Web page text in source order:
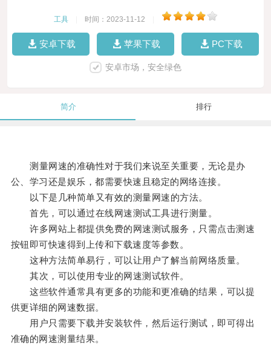
工具 时间：2023-11-12
安卓下载 苹果下载 PC下载
安卓市场，安全绿色
简介 排行
测量网速的准确性对于我们来说至关重要，无论是办
公、学习还是娱乐，都需要快速且稳定的网络连接。
以下是几种简单又有效的测量网速的方法。
首先，可以通过在线网速测试工具进行测量。
许多网站上都提供免费的网速测试服务，只需点击测速
按钮即可快速得到上传和下载速度等参数。
这种方法简单易行，可以让用户了解当前网络质量。
其次，可以使用专业的网速测试软件。
这些软件通常具有更多的功能和更准确的结果，可以提
供更详细的网速数据。
用户只需要下载并安装软件，然后运行测试，即可得出
准确的网速测量结果。